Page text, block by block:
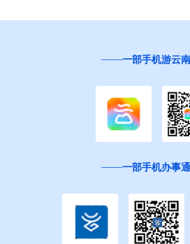
一部手机游云南
一部手机办事通